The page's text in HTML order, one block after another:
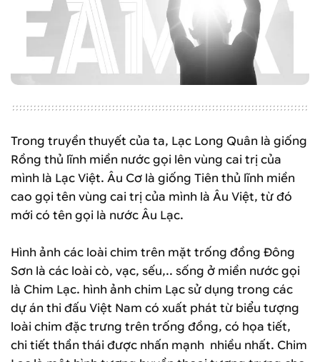
Trong truyền thuyết của ta, Lạc Long Quân là giống
Rồng thủ lĩnh miền nước gọi lên vùng cai trị của
mình là Lạc Việt. Âu Cơ là giống Tiên thủ lĩnh miền
cao gọi tên vùng cai trị của mình là Âu Việt, từ đó
mới có tên gọi là nước Âu Lạc.
Hình ảnh các loài chim trên mặt trống đồng Đông
Sơn là các loài cò, vạc, sếu,.. sống ở miền nước gọi
là Chim Lạc. hình ảnh chim Lạc sử dụng trong các
dự án thi đấu Việt Nam có xuất phát từ biểu tượng
loài chim đặc trưng trên trống đồng, có họa tiết,
chi tiết thần thái được nhấn mạnh nhiều nhất. Chim